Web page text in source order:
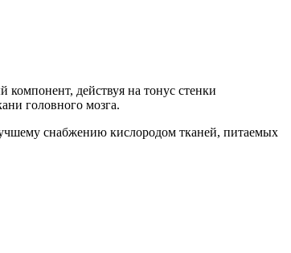
действуя на тонус стенки
головного мозга.
снабжению кислородом тканей, питаемых